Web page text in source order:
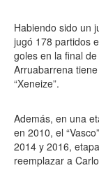
Habiendo sido un
jugó 178 partidos
goles en la final
Arruabarrena
“Xeneize”.
Además, en una
en 2010, el
2014 y 2016,
reemplazar a